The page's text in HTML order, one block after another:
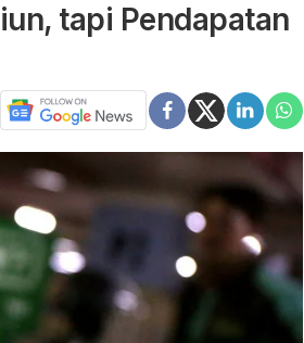
tapi Pendapatan